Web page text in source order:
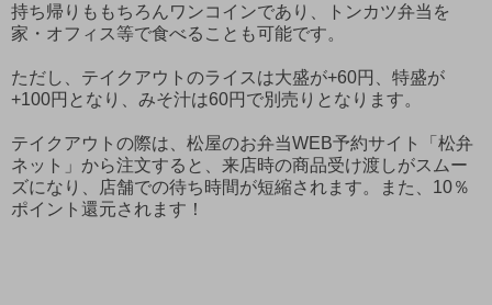
持ち帰りももちろんワンコインであり、トンカツ弁当を
家・オフィス等で食べることも可能です。
ただし、テイクアウトのライスは大盛が+60円、特盛が
+100円となり、みそ汁は60円で別売りとなります。
テイクアウトの際は、松屋のお弁当WEB予約サイト「松弁
ネット」から注文すると、来店時の商品受け渡しがスムー
ズになり、店舗での待ち時間が短縮されます。また、10％
ポイント還元されます！